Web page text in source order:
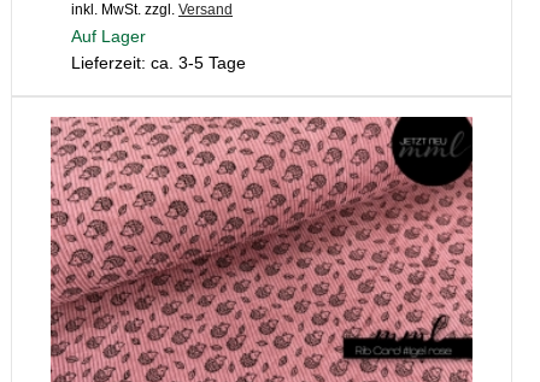
inkl. MwSt. zzgl. Versand
Auf Lager
Lieferzeit: ca. 3-5 Tage